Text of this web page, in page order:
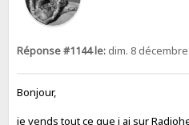
Réponse #1144 le: dim. 8 décembre
Bonjour,
je vends tout ce que j ai sur